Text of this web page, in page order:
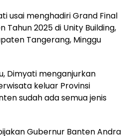
usai menghadiri Grand Final
Tahun 2025 di Unity Building,
Tangerang, Minggu
Dimyati menganjurkan
keluar Provinsi
sudah ada semua jenis
Gubernur Banten Andra